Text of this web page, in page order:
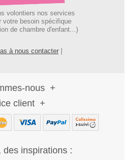
volontiers nos services
votre besoin spécifique
de chambre d'enfant...)
à nous contacter|
nous
client
des inspirations :